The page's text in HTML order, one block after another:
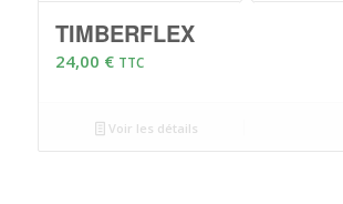
TIMBERFLEX
24,00 € TTC
Voir les détails